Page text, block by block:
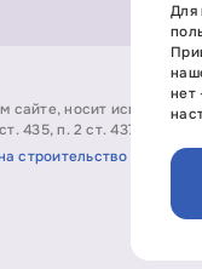
носит
435, п. 2 ст. 437 ГК РФ.
строительство
Для
нет